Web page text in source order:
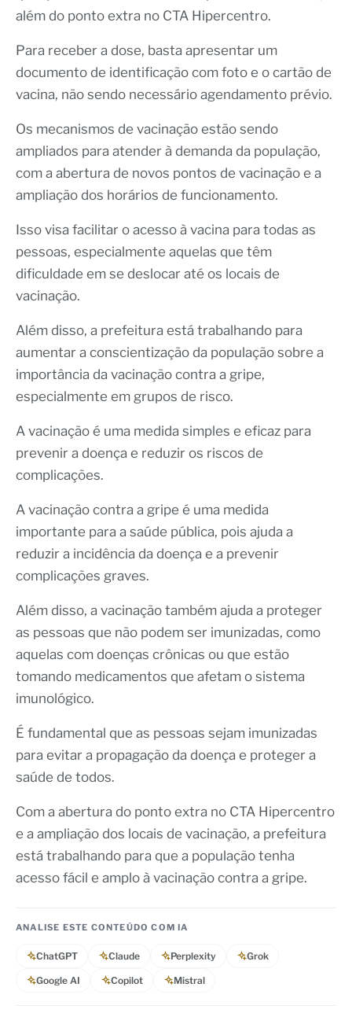
além do ponto extra no CTA Hipercentro.
Para receber a dose, basta apresentar um
documento de identificação com foto e o cartão de
vacina, não sendo necessário agendamento prévio.
Os mecanismos de vacinação estão sendo
ampliados para atender à demanda da população,
com a abertura de novos pontos de vacinação e a
ampliação dos horários de funcionamento.
Isso visa facilitar o acesso à vacina para todas as
pessoas, especialmente aquelas que têm
dificuldade em se deslocar até os locais de
vacinação.
Além disso, a prefeitura está trabalhando para
aumentar a conscientização da população sobre a
importância da vacinação contra a gripe,
especialmente em grupos de risco.
A vacinação é uma medida simples e eficaz para
prevenir a doença e reduzir os riscos de
complicações.
A vacinação contra a gripe é uma medida
importante para a saúde pública, pois ajuda a
reduzir a incidência da doença e a prevenir
complicações graves.
Além disso, a vacinação também ajuda a proteger
as pessoas que não podem ser imunizadas, como
aquelas com doenças crônicas ou que estão
tomando medicamentos que afetam o sistema
imunológico.
É fundamental que as pessoas sejam imunizadas
para evitar a propagação da doença e proteger a
saúde de todos.
Com a abertura do ponto extra no CTA Hipercentro
e a ampliação dos locais de vacinação, a prefeitura
está trabalhando para que a população tenha
acesso fácil e amplo à vacinação contra a gripe.
ANALISE ESTE CONTEÚDO COM IA
ChatGPT Claude Perplexity Grok
Google AI Copilot Mistral